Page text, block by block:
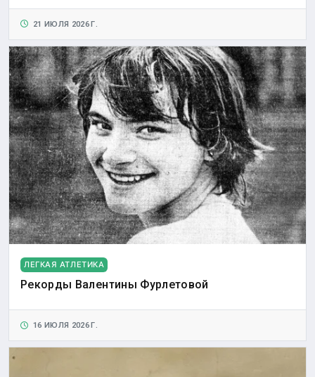
21 ИЮЛЯ 2026 Г.
ЛЕГКАЯ АТЛЕТИКА
Рекорды Валентины Фурлетовой
16 ИЮЛЯ 2026 Г.